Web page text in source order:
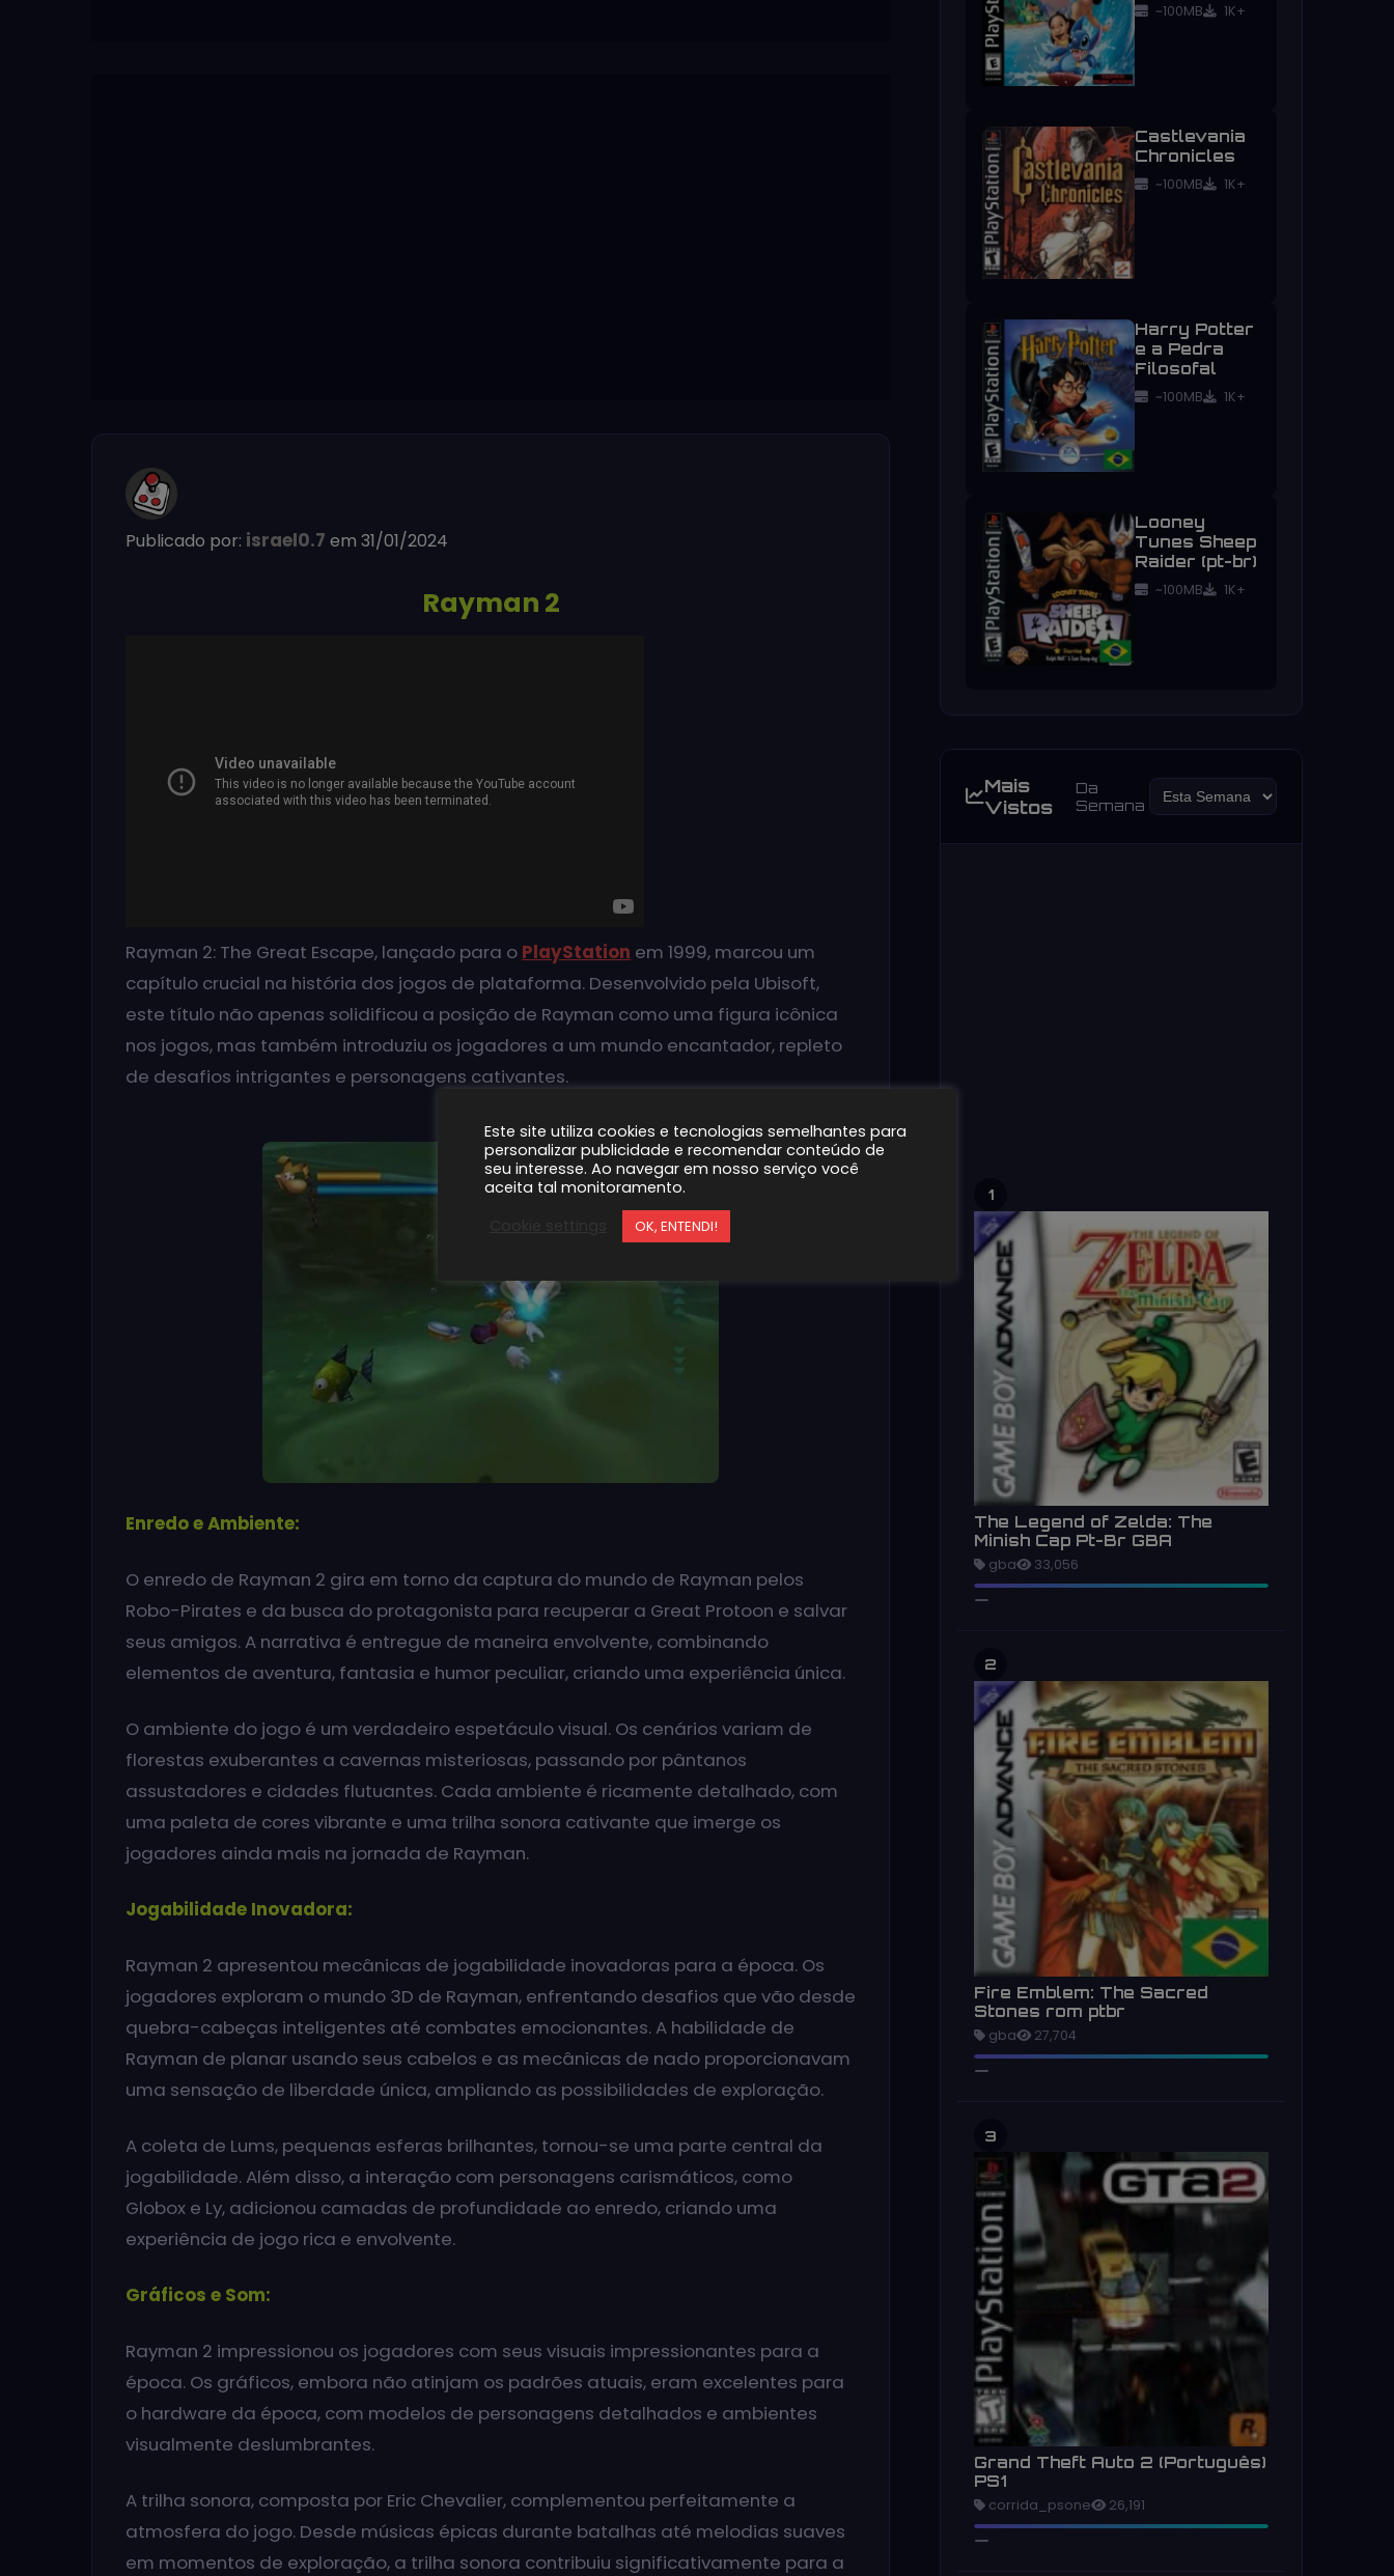
Publicado por: israel0.7 em 31/01/2024
Rayman 2
Rayman 2: The Great Escape, lançado para o PlayStation em 1999, marcou um
capítulo crucial na história dos jogos de plataforma. Desenvolvido pela Ubisoft,
este título não apenas solidificou a posição de Rayman como uma figura icônica
nos jogos, mas também introduziu os jogadores a um mundo encantador, repleto
de desafios intrigantes e personagens cativantes.
Enredo e Ambiente:
O enredo de Rayman 2 gira em torno da captura do mundo de Rayman pelos
Robo-Pirates e da busca do protagonista para recuperar a Great Protoon e salvar
seus amigos. A narrativa é entregue de maneira envolvente, combinando
elementos de aventura, fantasia e humor peculiar, criando uma experiência única.
O ambiente do jogo é um verdadeiro espetáculo visual. Os cenários variam de
florestas exuberantes a cavernas misteriosas, passando por pântanos
assustadores e cidades flutuantes. Cada ambiente é ricamente detalhado, com
uma paleta de cores vibrante e uma trilha sonora cativante que imerge os
jogadores ainda mais na jornada de Rayman.
Jogabilidade Inovadora:
Rayman 2 apresentou mecânicas de jogabilidade inovadoras para a época. Os
jogadores exploram o mundo 3D de Rayman, enfrentando desafios que vão desde
quebra-cabeças inteligentes até combates emocionantes. A habilidade de
Rayman de planar usando seus cabelos e as mecânicas de nado proporcionavam
uma sensação de liberdade única, ampliando as possibilidades de exploração.
A coleta de Lums, pequenas esferas brilhantes, tornou-se uma parte central da
jogabilidade. Além disso, a interação com personagens carismáticos, como
Globox e Ly, adicionou camadas de profundidade ao enredo, criando uma
experiência de jogo rica e envolvente.
Gráficos e Som:
Rayman 2 impressionou os jogadores com seus visuais impressionantes para a
época. Os gráficos, embora não atinjam os padrões atuais, eram excelentes para
o hardware da época, com modelos de personagens detalhados e ambientes
visualmente deslumbrantes.
A trilha sonora, composta por Eric Chevalier, complementou perfeitamente a
atmosfera do jogo. Desde músicas épicas durante batalhas até melodias suaves
em momentos de exploração, a trilha sonora contribuiu significativamente para a
~100MB 1K+
Castlevania
Chronicles
~100MB 1K+
Harry Potter
e a Pedra
Filosofal
~100MB 1K+
Looney
Tunes Sheep
Raider (pt-br)
~100MB 1K+
Mais
Vistos
Da
Semana
1
The Legend of Zelda: The
Minish Cap Pt-Br GBA
gba 33,056
2
Fire Emblem: The Sacred
Stones rom ptbr
gba 27,704
3
Grand Theft Auto 2 (Português)
PS1
corrida_psone 26,191
Este site utiliza cookies e tecnologias semelhantes para
personalizar publicidade e recomendar conteúdo de
seu interesse. Ao navegar em nosso serviço você
aceita tal monitoramento.
OK, ENTENDI!